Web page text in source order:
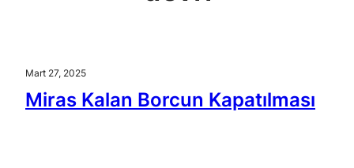
Mart 27, 2025
Miras Kalan Borcun Kapatılması